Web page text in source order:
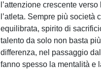
l’attenzione crescente
l’atleta. Sempre più
equilibrata, spirito di
talento da solo non basta
differenza, nel passaggio
fanno spesso la mentalità e